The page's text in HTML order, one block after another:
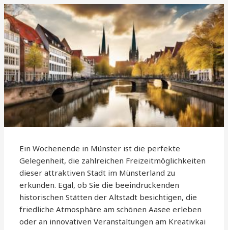
Ein Wochenende in Münster ist die perfekte
Gelegenheit, die zahlreichen Freizeitmöglichkeiten
dieser attraktiven Stadt im Münsterland zu
erkunden. Egal, ob Sie die beeindruckenden
historischen Stätten der Altstadt besichtigen, die
friedliche Atmosphäre am schönen Aasee erleben
oder an innovativen Veranstaltungen am Kreativkai